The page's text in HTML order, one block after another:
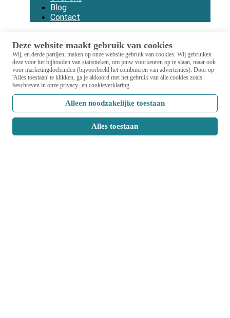
Deze website maakt gebruik van cookies
Wij, en derde partijen, maken op onze website gebruik van cookies. Wij gebruiken
deze voor het bijhouden van statistieken, om jouw voorkeuren op te slaan, maar ook
voor marketingdoeleinden (bijvoorbeeld het combineren van advertenties). Door op
'Alles toestaan' te klikken, ga je akkoord met het gebruik van alle cookies zoals
beschreven in onzeprivacy- en cookieverklaring.
Alleen noodzakelijke toestaan
Alles toestaan
Blog
Contact